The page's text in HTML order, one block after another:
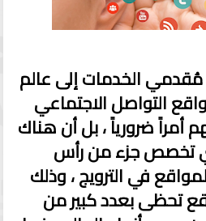
الخدمات إلى عالم
التواصل الاجتماعي
أمراً ضرورياً ، بل أن هناك
تخصص جزء من رأس
في الترويج ، وذلك
تحظى بعدد كبير من